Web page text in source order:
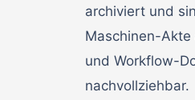
archiviert und
Maschinen-Akte
und Workflow-
nachvollziehbar.